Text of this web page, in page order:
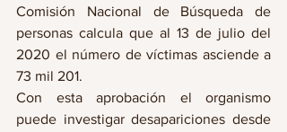
Comisión Nacional de Búsqueda de
personas calcula que al 13 de julio del
2020 el número de víctimas asciende a
73 mil 201.
Con esta aprobación el organismo
puede investigar desapariciones desde